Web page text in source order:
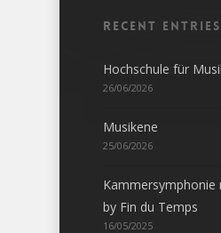
Recent entries
Hochschule für
26/06/2026
Musikene
25/06/2026
Kammersymphonie
by Fin du Temps
16/05/2025